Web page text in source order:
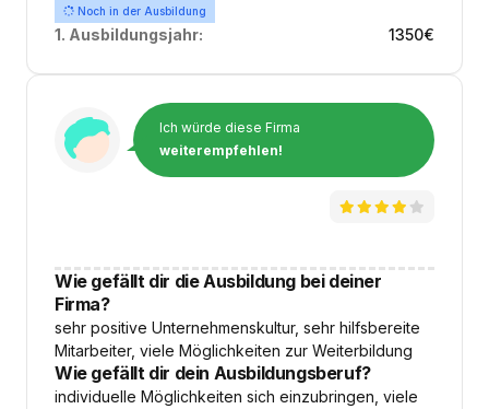
Noch in der Ausbildung
1. Ausbildungsjahr: 1350€
Ich würde diese Firma
weiterempfehlen!
Wie gefällt dir die Ausbildung bei deiner
Firma?
sehr positive Unternehmenskultur, sehr hilfsbereite
Mitarbeiter, viele Möglichkeiten zur Weiterbildung
Wie gefällt dir dein Ausbildungsberuf?
individuelle Möglichkeiten sich einzubringen, viele